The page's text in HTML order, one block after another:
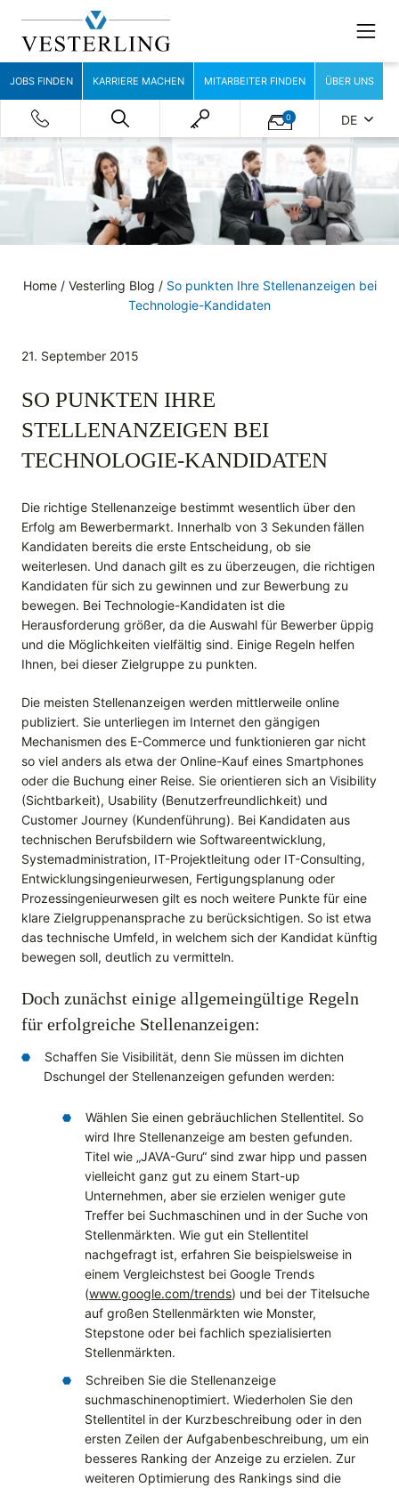
JOBS FINDEN KARRIERE MACHEN MITARBEITER FINDEN ÜBER UNS
0 DE
Home/ Vesterling Blog / So punkten Ihre Stellenanzeigen bei
Technologie-Kandidaten
21. September 2015
SO PUNKTEN IHRE
STELLENANZEIGEN BEI
TECHNOLOGIE-KANDIDATEN
Die richtige Stellenanzeige bestimmt wesentlich über den
Erfolg am Bewerbermarkt. Innerhalb von 3 Sekundenfällen
Kandidaten bereits die erste Entscheidung, ob sie
weiterlesen. Und danach gilt es zu überzeugen, die richtigen
Kandidaten für sich zu gewinnen und zur Bewerbung zu
bewegen. Bei Technologie-Kandidaten ist die
Herausforderung größer, da die Auswahl für Bewerber üppig
und die Möglichkeiten vielfältig sind. Einige Regeln helfen
Ihnen, bei dieser Zielgruppe zu punkten.
Die meisten Stellenanzeigen werden mittlerweile online
publiziert. Sie unterliegen im Internet den gängigen
Mechanismen des E-Commerce und funktionieren gar nicht
so viel anders als etwa der Online-Kauf eines Smartphones
oder die Buchung einer Reise. Sie orientieren sich an Visibility
(Sichtbarkeit), Usability (Benutzerfreundlichkeit) und
Customer Journey (Kundenführung). Bei Kandidaten aus
technischen Berufsbildern wie Softwareentwicklung,
Systemadministration, IT-Projektleitung oder IT-Consulting,
Entwicklungsingenieurwesen, Fertigungsplanung oder
Prozessingenieurwesen gilt es noch weitere Punkte für eine
klare Zielgruppenansprache zu berücksichtigen. So ist etwa
das technische Umfeld, in welchem sich der Kandidat künftig
bewegen soll, deutlich zu vermitteln.
Doch zunächst einige allgemeingültige Regeln
für erfolgreiche Stellenanzeigen:
Schaffen Sie Visibilität, denn Sie müssen im dichten
Dschungel der Stellenanzeigen gefunden werden:
Wählen Sie einen gebräuchlichen Stellentitel. So
wird Ihre Stellenanzeige am besten gefunden.
Titel wie „JAVA-Guru“ sind zwar hipp und passen
vielleicht ganz gut zu einem Start-up
Unternehmen, aber sie erzielen weniger gute
Treffer bei Suchmaschinen und in der Suche von
Stellenmärkten. Wie gut ein Stellentitel
nachgefragt ist, erfahren Sie beispielsweise in
einem Vergleichstest bei Google Trends
(www.google.com/trends) und bei der Titelsuche
auf großen Stellenmärkten wie Monster,
Stepstone oder bei fachlich spezialisierten
Stellenmärkten.
Schreiben Sie die Stellenanzeige
suchmaschinenoptimiert. Wiederholen Sie den
Stellentitel in der Kurzbeschreibung oder in den
ersten Zeilen der Aufgabenbeschreibung, um ein
besseres Ranking der Anzeige zu erzielen. Zur
weiteren Optimierung des Rankings sind die